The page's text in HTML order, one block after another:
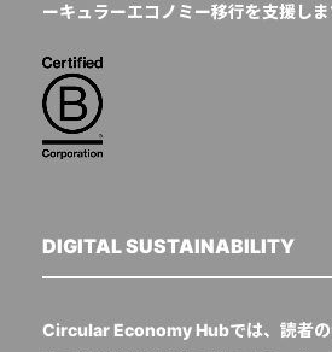
ーキュラーエコノミー移行を支援しま
DIGITAL SUSTAINABILITY
Circular Economy Hubでは、読者の